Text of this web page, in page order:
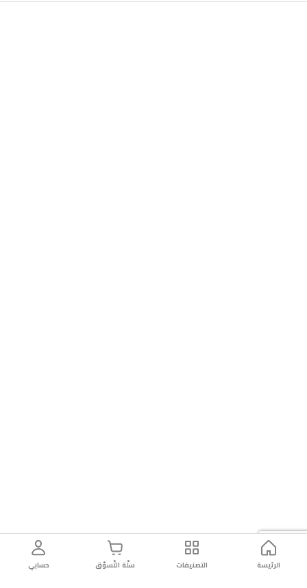
الرئيسة التصنيفات سلّة التّسوّق حسابي